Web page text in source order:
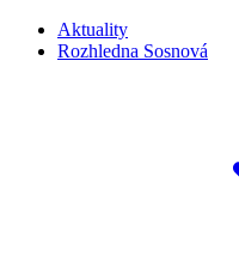
Aktuality
Rozhledna Sosnová